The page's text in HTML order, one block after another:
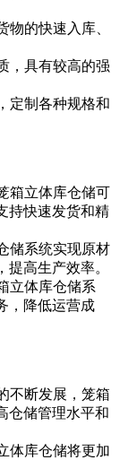
物的快速入库、
，具有较高的强
定制各种规格和
箱立体库仓储可
持快速发货和精
储系统实现原材
高生产效率。
立体库仓储系
，降低运营成
不断发展，笼箱
仓储管理水平和
体库仓储将更加